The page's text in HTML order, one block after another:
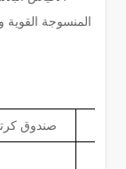
المنسوجة
صندوق